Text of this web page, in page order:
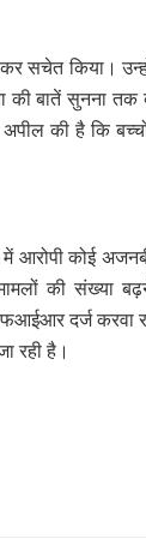
सचेत किया।
बातें सुनना
की है कि
कोई
मामलों की
दर्ज करवा
रही है।